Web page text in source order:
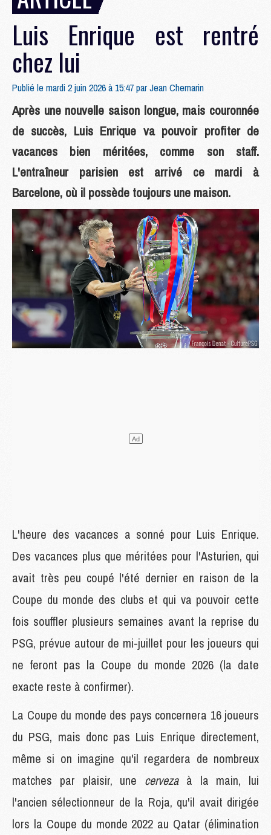
Luis Enrique est rentré
chez lui
Publié le mardi 2 juin 2026 à 15:47 parJean Chemarin
Après une nouvelle saison longue, mais couronnée
de succès, Luis Enrique va pouvoir profiter de
vacances bien méritées, comme son staff.
L'entraîneur parisien est arrivé ce mardi à
Barcelone, où il possède toujours une maison.
L'heure des vacances a sonné pour Luis Enrique.
Des vacances plus que méritées pour l'Asturien, qui
avait très peu coupé l'été dernier en raison de la
Coupe du monde des clubs et qui va pouvoir cette
fois souffler plusieurs semaines avant la reprise du
PSG, prévue autour de mi-juillet pour les joueurs qui
ne feront pas la Coupe du monde 2026 (la date
exacte reste à confirmer).
La Coupe du monde des pays concernera 16 joueurs
du PSG, mais donc pas Luis Enrique directement,
même si on imagine qu'il regardera de nombreux
matches par plaisir, une cerveza à la main, lui
l'ancien sélectionneur de la Roja, qu'il avait dirigée
lors la Coupe du monde 2022 au Qatar (élimination